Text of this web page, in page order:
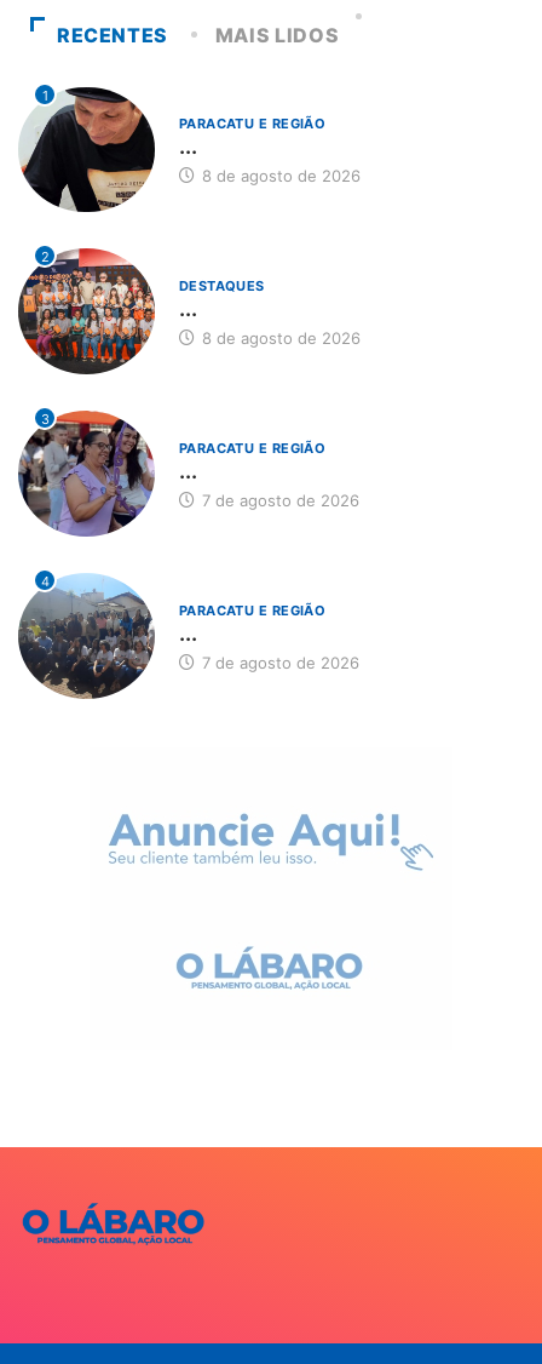
RECENTES MAIS LIDOS
1
PARACATU E REGIÃO
...
8 de agosto de 2026
2
DESTAQUES
...
8 de agosto de 2026
3
PARACATU E REGIÃO
...
7 de agosto de 2026
4
PARACATU E REGIÃO
...
7 de agosto de 2026